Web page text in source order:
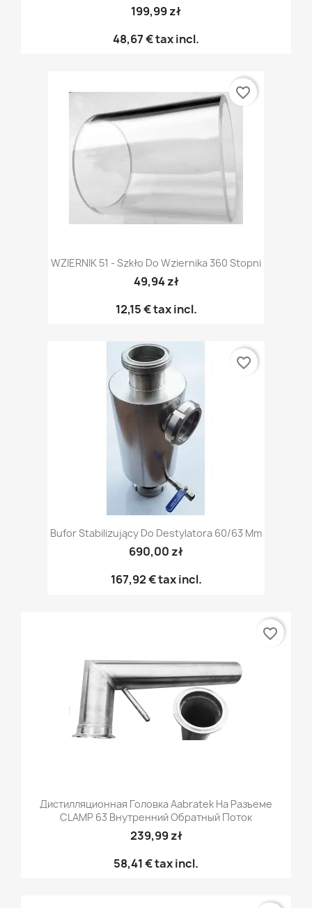
199,99 zł
48,67 €tax incl.
WZIERNIK 51 - Szkło Do Wziernika 360 Stopni
49,94 zł
12,15 €tax incl.
favorite_border
Bufor Stabilizujący Do Destylatora 60/63 Mm
690,00 zł
167,92 €tax incl.
favorite_border
Дистилляционная Головка Aabratek На Разъеме
CLAMP 63 Внутренний Обратный Поток
239,99 zł
58,41 €tax incl.
favorite_border